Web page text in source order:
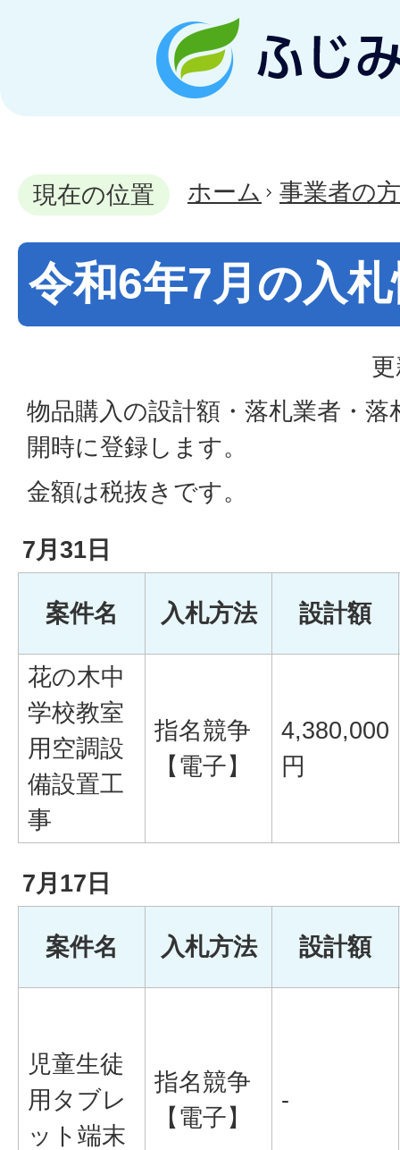
現在の位置 ホーム 事業者の
令和6年7月の入
物品購入の設計額・落札業者・
開時に登録します。
金額は税抜きです。
7月31日
案件名 入札方法 設計額
花の木中
学校教室
用空調設
備設置工
事
指名競争
【電子】
4,380,000
円
7月17日
案件名 入札方法 設計額
児童生徒
用タブレ
ット端末
指名競争
【電子】
-